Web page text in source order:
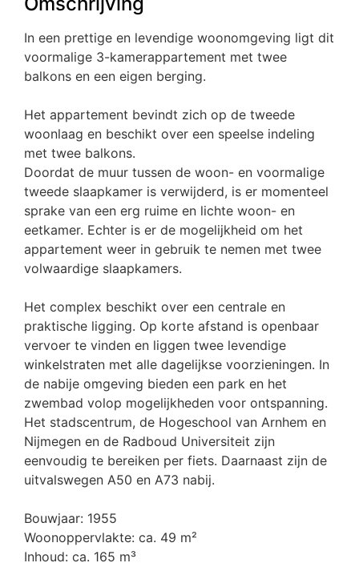
In een prettige en levendige woonomgeving ligt dit
voormalige 3-kamerappartement met twee
balkons en een eigen berging.
Het appartement bevindt zich op de tweede
woonlaag en beschikt over een speelse indeling
met twee balkons.
Doordat de muur tussen de woon- en voormalige
tweede slaapkamer is verwijderd, is er momenteel
sprake van een erg ruime en lichte woon- en
eetkamer. Echter is er de mogelijkheid om het
appartement weer in gebruik te nemen met twee
volwaardige slaapkamers.
Het complex beschikt over een centrale en
praktische ligging. Op korte afstand is openbaar
vervoer te vinden en liggen twee levendige
winkelstraten met alle dagelijkse voorzieningen. In
de nabije omgeving bieden een park en het
zwembad volop mogelijkheden voor ontspanning.
Het stadscentrum, de Hogeschool van Arnhem en
Nijmegen en de Radboud Universiteit zijn
eenvoudig te bereiken per fiets. Daarnaast zijn de
uitvalswegen A50 en A73 nabij.
Bouwjaar: 1955
Woonoppervlakte: ca. 49 m²
Inhoud: ca. 165 m³